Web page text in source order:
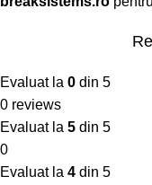
Evaluat la 0 din 5
0 reviews
Evaluat la 5 din 5
0
Evaluat la 4 din 5